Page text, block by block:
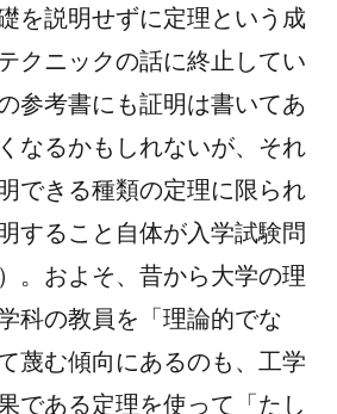
を説明せずに定理という成
クニックの話に終止してい
参考書にも証明は書いてあ
なるかもしれないが、それ
できる種類の定理に限られ
すること自体が入学試験問
。およそ、昔から大学の理
科の教員を「理論的でな
蔑む傾向にあるのも、工学
である定理を使って「たし